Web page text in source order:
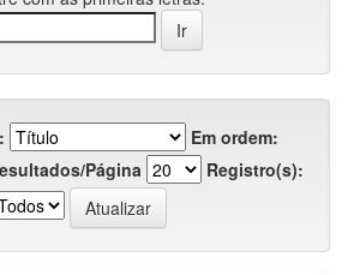
Em ordem:
Página
Registro(s):